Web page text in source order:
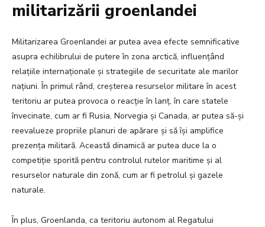
militarizării groenlandei
Militarizarea Groenlandei ar putea avea efecte semnificative
asupra echilibrului de putere în zona arctică, influențând
relațiile internaționale și strategiile de securitate ale marilor
națiuni. În primul rând, creșterea resurselor militare în acest
teritoriu ar putea provoca o reacție în lanț, în care statele
învecinate, cum ar fi Rusia, Norvegia și Canada, ar putea să-și
reevalueze propriile planuri de apărare și să își amplifice
prezența militară. Această dinamică ar putea duce la o
competiție sporită pentru controlul rutelor maritime și al
resurselor naturale din zonă, cum ar fi petrolul și gazele
naturale.
În plus, Groenlanda, ca teritoriu autonom al Regatului